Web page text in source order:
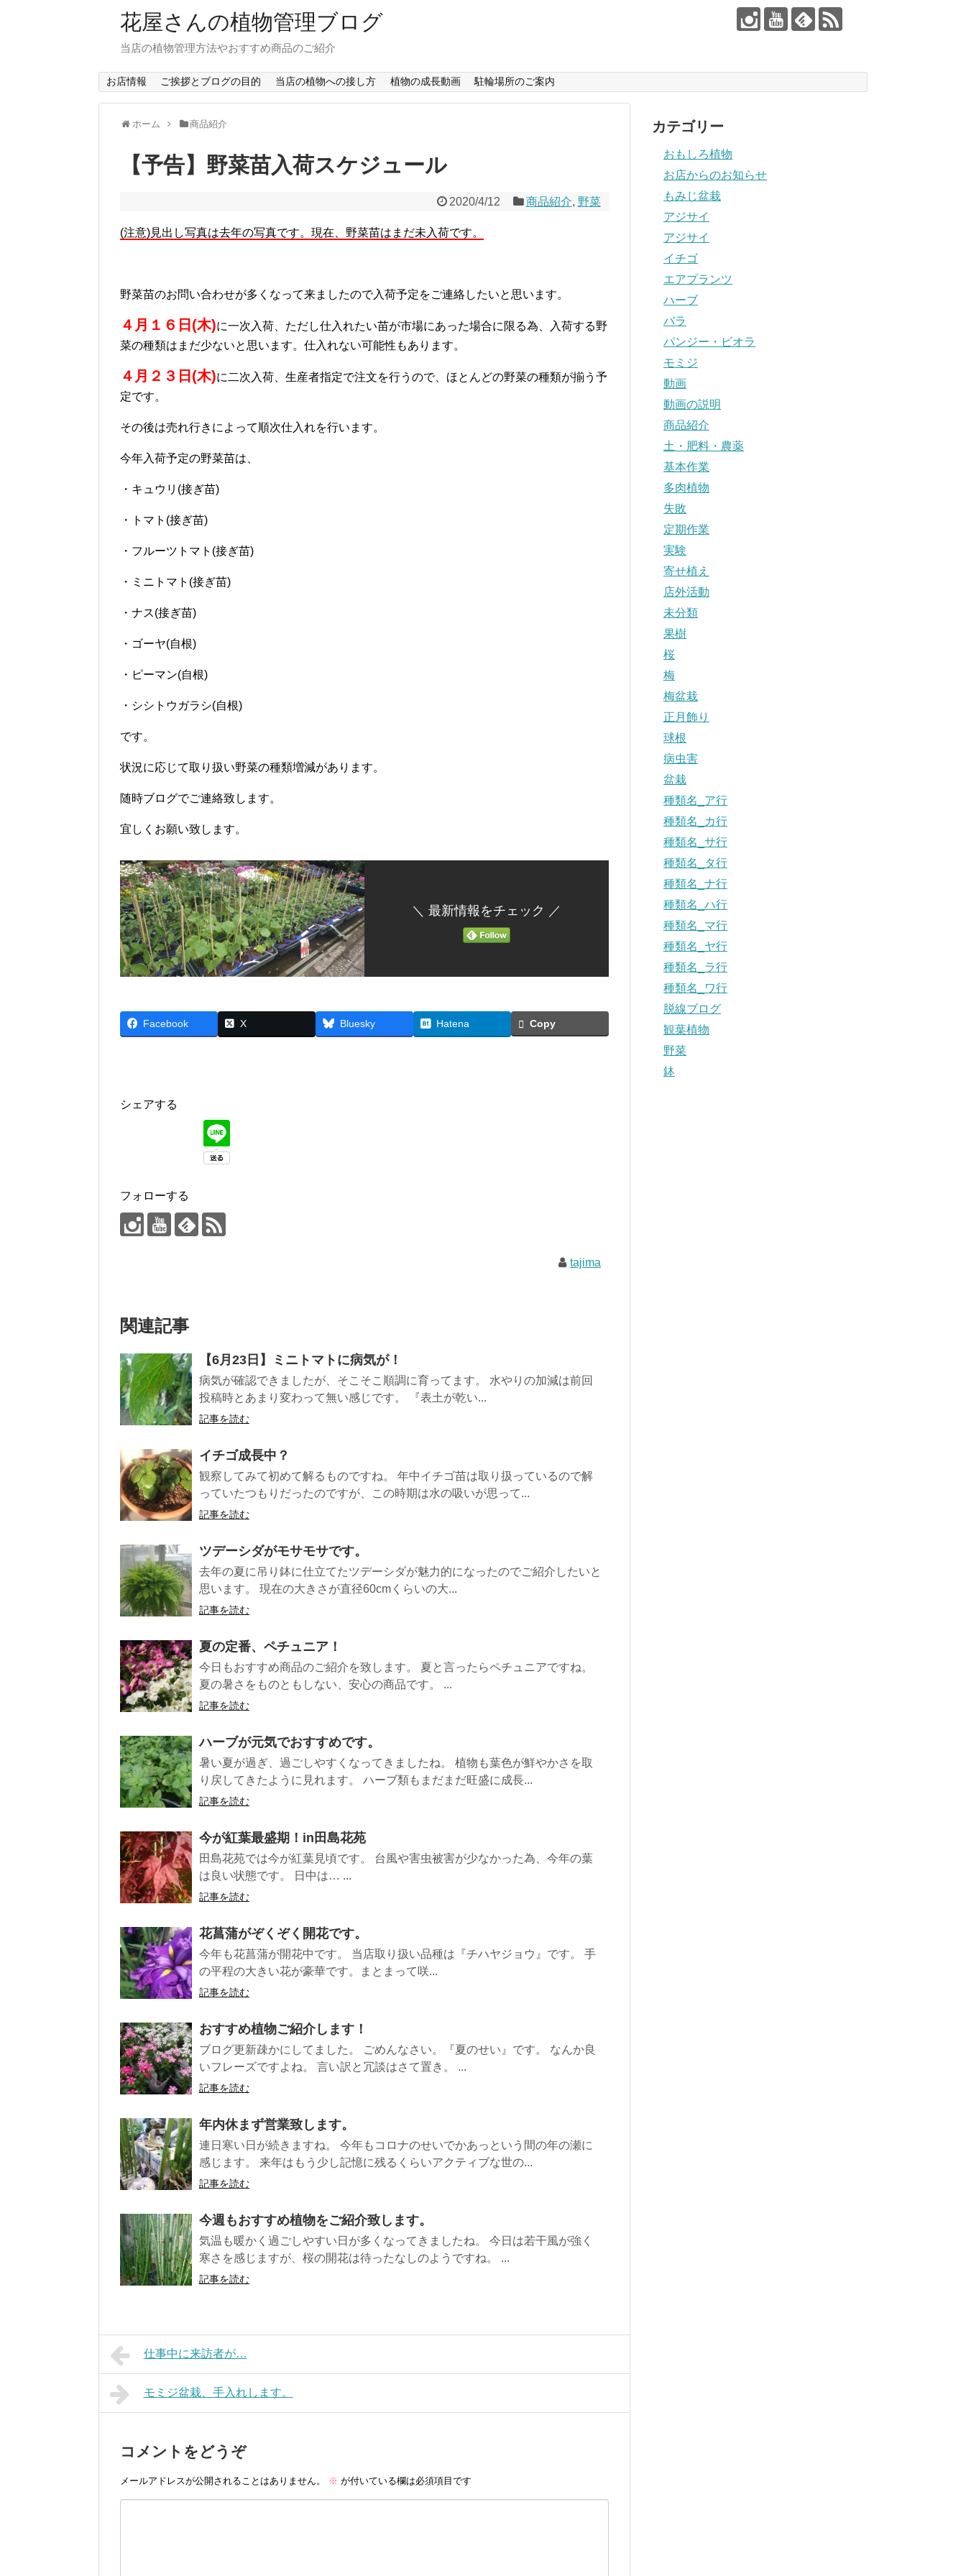
花屋さんの植物管理ブログ
当店の植物管理方法やおすすめ商品のご紹介
お店情報 ご挨拶とブログの目的 当店の植物への接し方 植物の成長動画 駐輪場所のご案内
ホーム 商品紹介
【予告】野菜苗入荷スケジュール
2020/4/12 商品紹介, 野菜
(注意)見出し写真は去年の写真です。現在、野菜苗はまだ未入荷です。
野菜苗のお問い合わせが多くなって来ましたので入荷予定をご連絡したいと思います。
４月１６日(木)に一次入荷、ただし仕入れたい苗が市場にあった場合に限る為、入荷する野
菜の種類はまだ少ないと思います。仕入れない可能性もあります。
４月２３日(木)に二次入荷、生産者指定で注文を行うので、ほとんどの野菜の種類が揃う予
定です。
その後は売れ行きによって順次仕入れを行います。
今年入荷予定の野菜苗は、
・キュウリ(接ぎ苗)
・トマト(接ぎ苗)
・フルーツトマト(接ぎ苗)
・ミニトマト(接ぎ苗)
・ナス(接ぎ苗)
・ゴーヤ(自根)
・ピーマン(自根)
・シシトウガラシ(自根)
です。
状況に応じて取り扱い野菜の種類増減があります。
随時ブログでご連絡致します。
宜しくお願い致します。
＼ 最新情報をチェック ／
Facebook X Bluesky Hatena Copy
シェアする
フォローする
tajima
関連記事
【6月23日】ミニトマトに病気が！
病気が確認できましたが、そこそこ順調に育ってます。 水やりの加減は前回
投稿時とあまり変わって無い感じです。 『表土が乾い...
記事を読む
イチゴ成長中？
観察してみて初めて解るものですね。 年中イチゴ苗は取り扱っているので解
っていたつもりだったのですが、この時期は水の吸いが思って...
記事を読む
ツデーシダがモサモサです。
去年の夏に吊り鉢に仕立てたツデーシダが魅力的になったのでご紹介したいと
思います。 現在の大きさが直径60cmくらいの大...
記事を読む
夏の定番、ペチュニア！
今日もおすすめ商品のご紹介を致します。 夏と言ったらペチュニアですね。
夏の暑さをものともしない、安心の商品です。 ...
記事を読む
ハーブが元気でおすすめです。
暑い夏が過ぎ、過ごしやすくなってきましたね。 植物も葉色が鮮やかさを取
り戻してきたように見れます。 ハーブ類もまだまだ旺盛に成長...
記事を読む
今が紅葉最盛期！in田島花苑
田島花苑では今が紅葉見頃です。 台風や害虫被害が少なかった為、今年の葉
は良い状態です。 日中は… ...
記事を読む
花菖蒲がぞくぞく開花です。
今年も花菖蒲が開花中です。 当店取り扱い品種は『チハヤジョウ』です。 手
の平程の大きい花が豪華です。まとまって咲...
記事を読む
おすすめ植物ご紹介します！
ブログ更新疎かにしてました。 ごめんなさい。『夏のせい』です。 なんか良
いフレーズですよね。 言い訳と冗談はさて置き。 ...
記事を読む
年内休まず営業致します。
連日寒い日が続きますね。 今年もコロナのせいでかあっという間の年の瀬に
感じます。 来年はもう少し記憶に残るくらいアクティブな世の...
記事を読む
今週もおすすめ植物をご紹介致します。
気温も暖かく過ごしやすい日が多くなってきましたね。 今日は若干風が強く
寒さを感じますが、桜の開花は待ったなしのようですね。 ...
記事を読む
仕事中に来訪者が…
モミジ盆栽、手入れします。
コメントをどうぞ
メールアドレスが公開されることはありません。 ※ が付いている欄は必須項目です
カテゴリー
おもしろ植物
お店からのお知らせ
もみじ盆栽
アジサイ
アジサイ
イチゴ
エアプランツ
ハーブ
バラ
パンジー・ビオラ
モミジ
動画
動画の説明
商品紹介
土・肥料・農薬
基本作業
多肉植物
失敗
定期作業
実験
寄せ植え
店外活動
未分類
果樹
桜
梅
梅盆栽
正月飾り
球根
病虫害
盆栽
種類名_ア行
種類名_カ行
種類名_サ行
種類名_タ行
種類名_ナ行
種類名_ハ行
種類名_マ行
種類名_ヤ行
種類名_ラ行
種類名_ワ行
脱線ブログ
観葉植物
野菜
鉢